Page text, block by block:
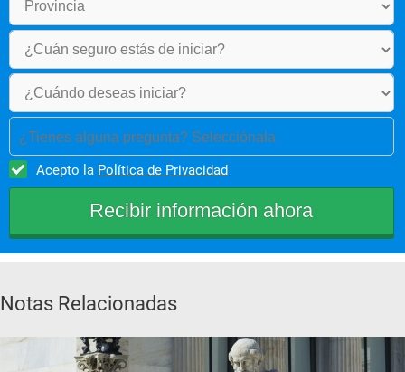
¿Tienes alguna pregunta? Selecciónala
Acepto la Política de Privacidad
Notas Relacionadas